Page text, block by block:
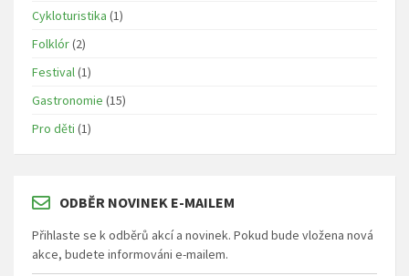
Cykloturistika (1)
Folklór(2)
Festival(1)
Gastronomie (15)
Pro děti (1)
ODBĚR NOVINEK E-MAILEM
Přihlaste se k odběrů akcí a novinek. Pokud bude vložena nová
akce, budete informováni e-mailem.